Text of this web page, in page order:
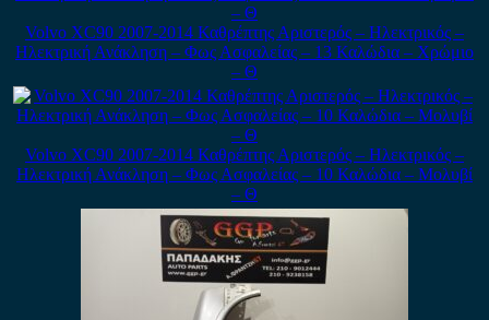
Volvo XC90 2007-2014 Καθρέπτης Αριστερός – Ηλεκτρικός –
Ηλεκτρική Ανάκληση – Φως Ασφαλείας – 13 Καλώδια – Χρώμιο
– Θ
Volvo XC90 2007-2014 Καθρέπτης Αριστερός – Ηλεκτρικός –
Ηλεκτρική Ανάκληση – Φως Ασφαλείας – 10 Καλώδια – Μολυβί
– Θ